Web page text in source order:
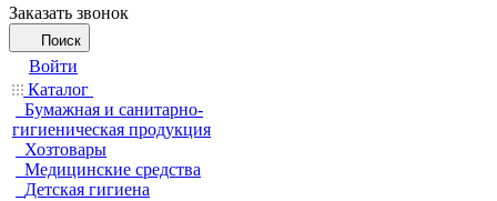
Заказать звонок
Поиск
Войти
Каталог
Бумажная и санитарно-
гигиеническая продукция
Хозтовары
Медицинские средства
Детская гигиена